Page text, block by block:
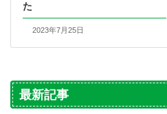
た
2023年7月25日
最新記事